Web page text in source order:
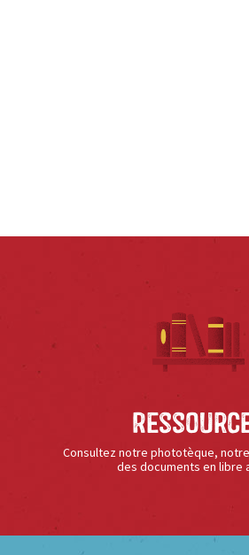
Consultez notre phototèque,
des documents en libre